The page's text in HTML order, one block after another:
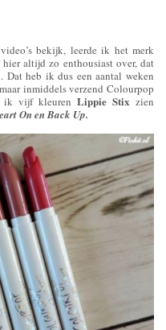
bekijk, leerde ik het merk
altijd zo enthousiast over, dat
heb ik dus een aantal weken
inmiddels verzend Colourpop
ik vijf kleurenLippie Stix zien
On en Back Up.